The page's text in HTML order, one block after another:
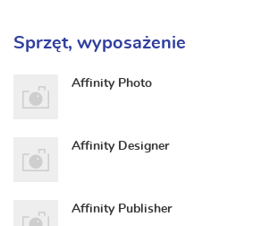
Sprzęt, wyposażenie
Affinity Photo
Affinity Designer
Affinity Publisher